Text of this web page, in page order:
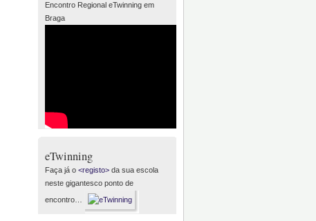
Encontro Regional eTwinning em
Braga
eTwinning
Faça já o <registo> da sua escola
neste gigantesco ponto de
encontro…